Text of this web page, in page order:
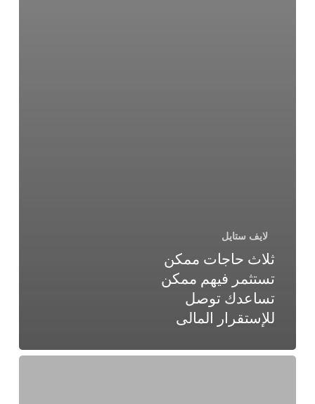
لايف ستايل
ثلاث حاجات ممكن
تستثمر فيهم ممكن
تساعدك توصل
للإستقرار المالى